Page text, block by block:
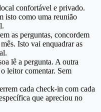
confortável e privado.
isto como uma reunião
as perguntas, concordem
Isto vai enquadrar as
lê a pergunta. A outra
leitor comentar. Sem
cada check-in com cada
que apreciou no